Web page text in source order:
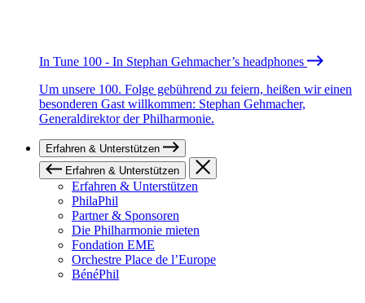
In Tune 100 - In Stephan Gehmacher’s headphones
Um unsere 100. Folge gebührend zu feiern, heißen wir einen
besonderen Gast willkommen: Stephan Gehmacher,
Generaldirektor der Philharmonie.
Erfahren & Unterstützen
Erfahren & Unterstützen
Erfahren & Unterstützen
PhilaPhil
Partner & Sponsoren
Die Philharmonie mieten
Fondation EME
Orchestre Place de l’Europe
BénéPhil